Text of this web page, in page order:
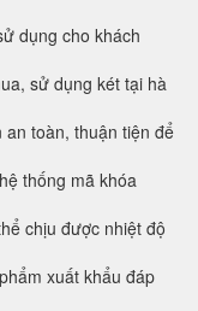
dụng cho khách
sử dụng két tại hà
an toàn, thuận tiện để
thống mã khóa
chịu được nhiệt độ
xuất khẩu đáp